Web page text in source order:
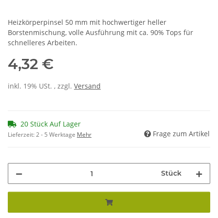
Heizkörperpinsel 50 mm mit hochwertiger heller
Borstenmischung, volle Ausführung mit ca. 90% Tops für
schnelleres Arbeiten.
4,32 €
inkl. 19% USt. , zzgl. Versand
20 Stück Auf Lager
Lieferzeit:2 - 5 Werktage Mehr Frage zum Artikel
Stück